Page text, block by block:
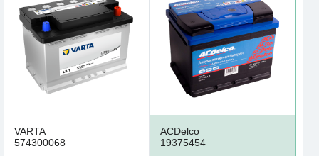
VARTA
574300068
ACDelco
19375454